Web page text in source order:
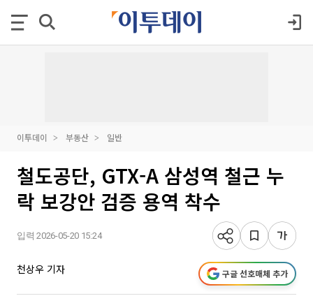
이투데이 부동산 일반
철도공단, GTX-A 삼성역 철근 누
락 보강안 검증 용역 착수
입력 2026-05-20 15:24
천상우 기자 구글 선호매체 추가